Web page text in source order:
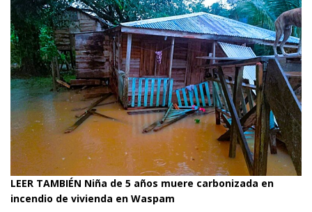
LEER TAMBIÉN Niña de 5 años muere carbonizada en
incendio de vivienda en Waspam